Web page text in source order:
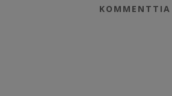
KOMMENTTIA